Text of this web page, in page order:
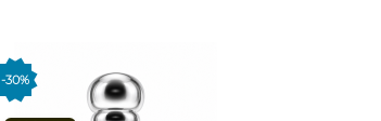
-30%